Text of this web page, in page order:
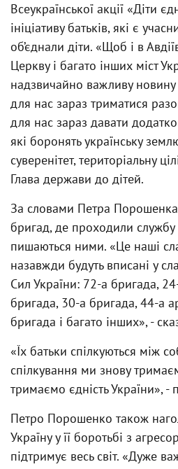
Всеукраїнської акції «Діти
ініціативу батьків, які є
об’єднали діти. «Щоб і в
Церкву і багато інших міст
надзвичайно важливу
для нас зараз триматися
для нас зараз давати
які боронять українську
суверенітет, територіальну
Глава держави до дітей.
За словами Петра
бригад, де проходили службу
пишаються ними. «Це наші
назавжди будуть вписані у
Сил України: 72-а бригада,
бригада, 30-а бригада, 44-а
бригада і багато інших», -
«Їх батьки спілкуються між
спілкування ми знову
тримаємо єдність України», -
Петро Порошенко також
Україну у її боротьбі з
підтримує весь світ. «Дуже